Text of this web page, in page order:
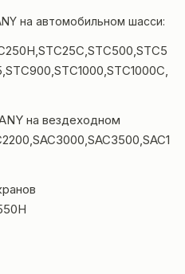
на автомобильном шасси:
на вездеходном